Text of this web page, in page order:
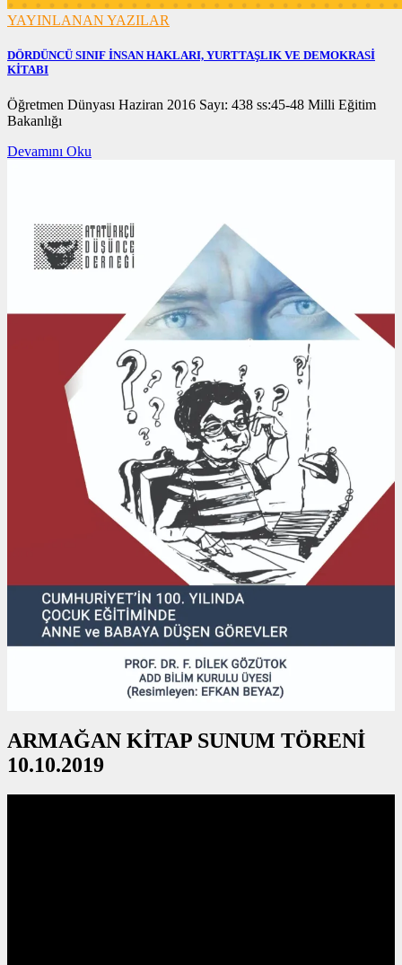
YAYINLANAN YAZILAR
DÖRDÜNCÜ SINIF İNSAN HAKLARI, YURTTAŞLIK VE DEMOKRASİ
KİTABI
20/12/2020
Öğretmen Dünyası Haziran 2016 Sayı: 438 ss:45-48 Milli Eğitim
Bakanlığı
Devamını Oku
ARMAĞAN KİTAP SUNUM TÖRENİ
10.10.2019